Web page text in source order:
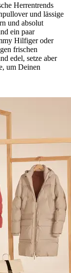
Herrentrends
und lässige
und absolut
ein paar
Hilfiger oder
frischen
edel, setze aber
um Deinen